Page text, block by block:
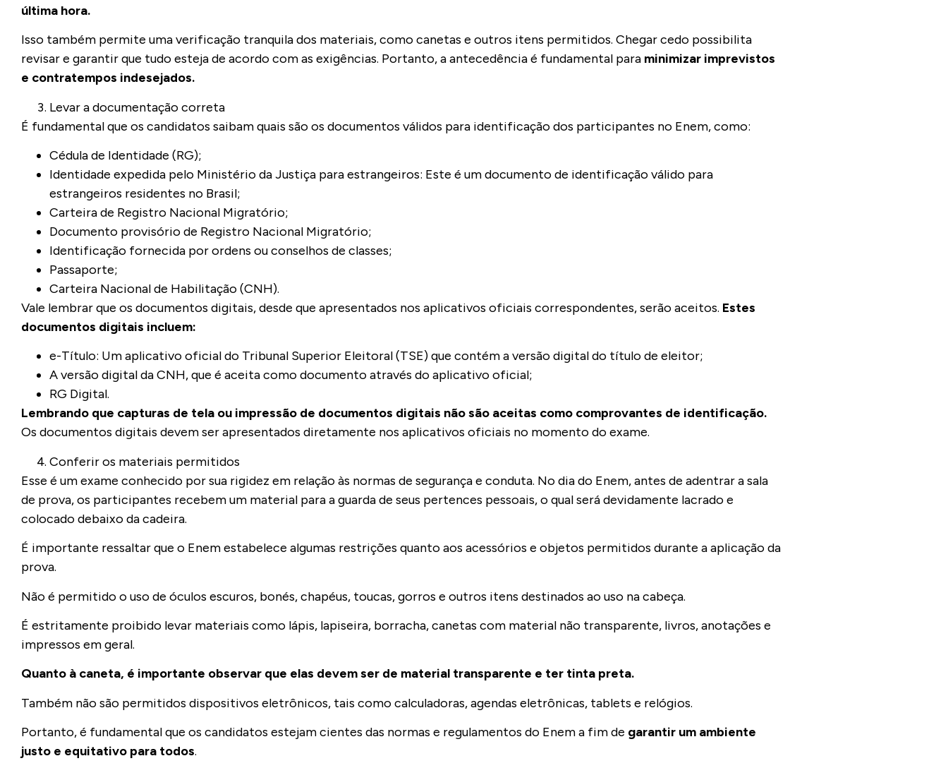
última hora.
Isso também permite uma verificação tranquila dos materiais, como canetas e outros itens permitidos. Chegar cedo possibilita
revisar e garantir que tudo esteja de acordo com as exigências. Portanto, a antecedência é fundamental para minimizar imprevistos
e contratempos indesejados.
Levar a documentação correta
É fundamental que os candidatos saibam quais são os documentos válidos para identificação dos participantes no Enem, como:
Cédula de Identidade (RG);
Identidade expedida pelo Ministério da Justiça para estrangeiros: Este é um documento de identificação válido para
estrangeiros residentes no Brasil;
Carteira de Registro Nacional Migratório;
Documento provisório de Registro Nacional Migratório;
Identificação fornecida por ordens ou conselhos de classes;
Passaporte;
Carteira Nacional de Habilitação (CNH).
Vale lembrar que os documentos digitais, desde que apresentados nos aplicativos oficiais correspondentes, serão aceitos. Estes
documentos digitais incluem:
e-Título: Um aplicativo oficial do Tribunal Superior Eleitoral (TSE) que contém a versão digital do título de eleitor;
A versão digital da CNH, que é aceita como documento através do aplicativo oficial;
RG Digital.
Lembrando que capturas de tela ou impressão de documentos digitais não são aceitas como comprovantes de identificação.
Os documentos digitais devem ser apresentados diretamente nos aplicativos oficiais no momento do exame.
Conferir os materiais permitidos
Esse é um exame conhecido por sua rigidez em relação às normas de segurança e conduta. No dia do Enem, antes de adentrar a sala
de prova, os participantes recebem um material para a guarda de seus pertences pessoais, o qual será devidamente lacrado e
colocado debaixo da cadeira.
É importante ressaltar que o Enem estabelece algumas restrições quanto aos acessórios e objetos permitidos durante a aplicação da
prova.
Não é permitido o uso de óculos escuros, bonés, chapéus, toucas, gorros e outros itens destinados ao uso na cabeça.
É estritamente proibido levar materiais como lápis, lapiseira, borracha, canetas com material não transparente, livros, anotações e
impressos em geral.
Quanto à caneta, é importante observar que elas devem ser de material transparente e ter tinta preta.
Também não são permitidos dispositivos eletrônicos, tais como calculadoras, agendas eletrônicas, tablets e relógios.
Portanto, é fundamental que os candidatos estejam cientes das normas e regulamentos do Enem a fim de garantir um ambiente
justo e equitativo para todos.